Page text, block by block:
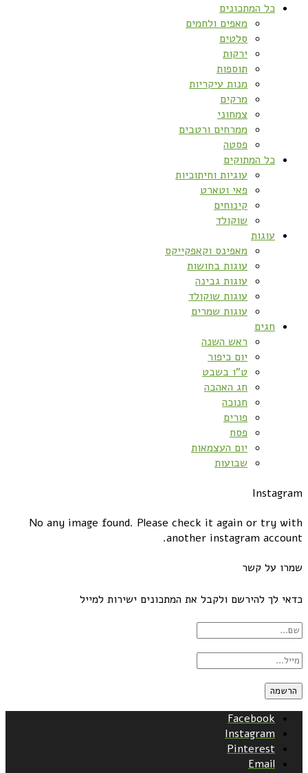
כל המתכונים
מאפים ולחמים
סלטים
ירקות
תוספות
מנות עיקריות
מרקים
צמחוני
ממרחים ורטבים
פסטה
כל המתוקים
עוגיות וחיתוכיות
פאי וטארט
קינוחים
שוקולד
עוגות
מאפינס וקאפקייקס
עוגות בחושות
עוגות גבינה
עוגות שוקולד
עוגות שמרים
חגים
ראש השנה
יום כיפור
ט”ו בשבט
חג האהבה
חנוכה
פורים
פסח
יום העצמאות
שבועות
Instagram
No any image found. Please check it again or try with
another instagram account.
שמרו על קשר
כדאי לך להירשם ולקבל את המתכונים ישירות למייל
Facebook
Instagram
Pinterest
Email